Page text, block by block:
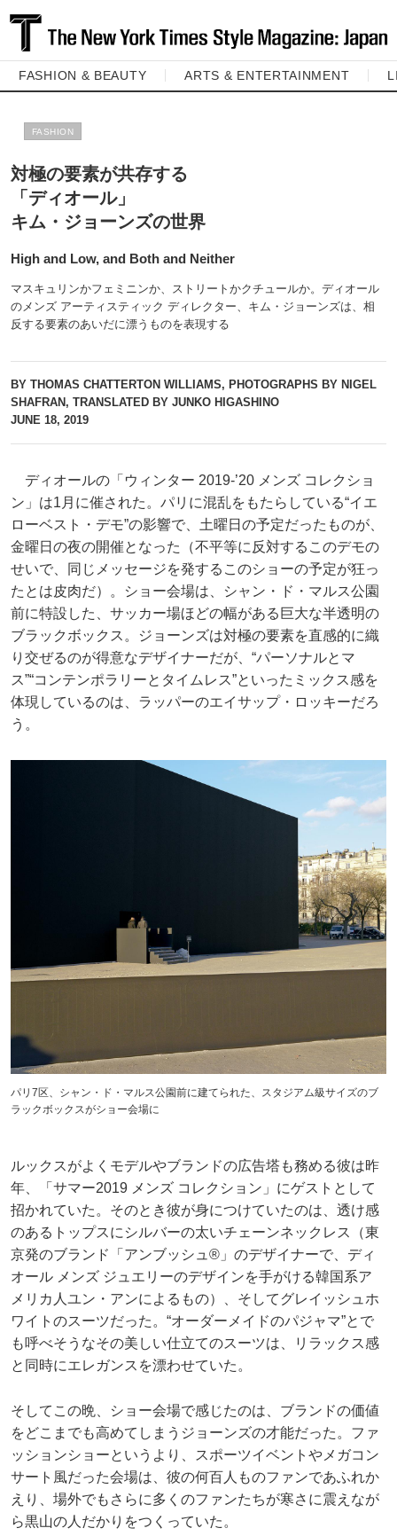
FASHION & BEAUTY ARTS & ENTERTAINMENT
FASHION
対極の要素が共存する
「ディオール」
キム・ジョーンズの世界
High and Low, and Both and Neither
マスキュリンかフェミニンか、ストリートかクチュールか。ディオール
のメンズ アーティスティック ディレクター、キム・ジョーンズは、相
反する要素のあいだに漂うものを表現する
BY THOMAS CHATTERTON WILLIAMS, PHOTOGRAPHS BY NIGEL
SHAFRAN, TRANSLATED BY JUNKO HIGASHINO
JUNE 18, 2019
ディオールの「ウィンター 2019-’20 メンズ コレクショ
ン」は1月に催された。パリに混乱をもたらしている“イエ
ローベスト・デモ”の影響で、土曜日の予定だったものが、
金曜日の夜の開催となった（不平等に反対するこのデモの
せいで、同じメッセージを発するこのショーの予定が狂っ
たとは皮肉だ）。ショー会場は、シャン・ド・マルス公園
前に特設した、サッカー場ほどの幅がある巨大な半透明の
ブラックボックス。ジョーンズは対極の要素を直感的に織
り交ぜるのが得意なデザイナーだが、“パーソナルとマ
ス”“コンテンポラリーとタイムレス”といったミックス感を
体現しているのは、ラッパーのエイサップ・ロッキーだろ
う。
パリ7区、シャン・ド・マルス公園前に建てられた、スタジアム級サイズのブ
ラックボックスがショー会場に
ルックスがよくモデルやブランドの広告塔も務める彼は昨
年、「サマー2019 メンズ コレクション」にゲストとして
招かれていた。そのとき彼が身につけていたのは、透け感
のあるトップスにシルバーの太いチェーンネックレス（東
京発のブランド「アンブッシュ®」のデザイナーで、ディ
オール メンズ ジュエリーのデザインを手がける韓国系ア
メリカ人ユン・アンによるもの）、そしてグレイッシュホ
ワイトのスーツだった。“オーダーメイドのパジャマ”とで
も呼べそうなその美しい仕立てのスーツは、リラックス感
と同時にエレガンスを漂わせていた。
そしてこの晩、ショー会場で感じたのは、ブランドの価値
をどこまでも高めてしまうジョーンズの才能だった。ファ
ッションショーというより、スポーツイベントやメガコン
サート風だった会場は、彼の何百人ものファンであふれか
えり、場外でもさらに多くのファンたちが寒さに震えなが
ら黒山の人だかりをつくっていた。